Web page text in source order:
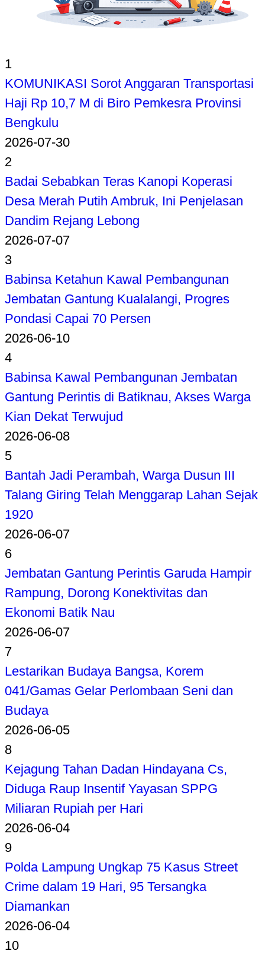
1
KOMUNIKASI Sorot Anggaran Transportasi
Haji Rp 10,7 M di Biro Pemkesra Provinsi
Bengkulu
2026-07-30
2
Badai Sebabkan Teras Kanopi Koperasi
Desa Merah Putih Ambruk, Ini Penjelasan
Dandim Rejang Lebong
2026-07-07
3
Babinsa Ketahun Kawal Pembangunan
Jembatan Gantung Kualalangi, Progres
Pondasi Capai 70 Persen
2026-06-10
4
Babinsa Kawal Pembangunan Jembatan
Gantung Perintis di Batiknau, Akses Warga
Kian Dekat Terwujud
2026-06-08
5
Bantah Jadi Perambah, Warga Dusun III
Talang Giring Telah Menggarap Lahan Sejak
1920
2026-06-07
6
Jembatan Gantung Perintis Garuda Hampir
Rampung, Dorong Konektivitas dan
Ekonomi Batik Nau
2026-06-07
7
Lestarikan Budaya Bangsa, Korem
041/Gamas Gelar Perlombaan Seni dan
Budaya
2026-06-05
8
Kejagung Tahan Dadan Hindayana Cs,
Diduga Raup Insentif Yayasan SPPG
Miliaran Rupiah per Hari
2026-06-04
9
Polda Lampung Ungkap 75 Kasus Street
Crime dalam 19 Hari, 95 Tersangka
Diamankan
2026-06-04
10